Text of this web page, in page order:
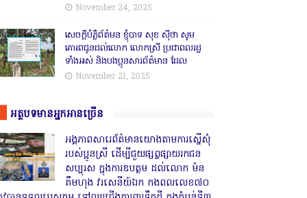
November 24, 2025
សេចក្តីបំភ្លឺព័ត៌មន ខ្ញុំបាទ សុខ សុីថា សូម
គោរពជូនដល់លោក លោកស្រី ប្រជាពលរដ្ឋ
ទាំងអស់ និងបងប្អូនសារព័ត៌មាន ដែល
November 21, 2025
អត្ថបទមានអ្នកអានច្រើន
អង្គភាពសារេព័ត៌មានយោងតាមការស្នើសុំ
របស់ប្អូនស្រី ដើម្បីជួយផ្សព្វផ្សាយរកជន
សប្បុរស ក្នុងការឧបត្ថម ដល់លោក ម៉ន
គឹមហុង វរសេនីយ៍ឯក កងពលលេខ៧០